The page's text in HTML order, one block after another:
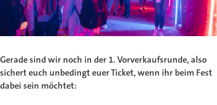
Gerade sind wir noch in der 1. Vorverkaufsrunde, also
sichert euch unbedingt euer Ticket, wenn ihr beim Fest
dabei sein möchtet: